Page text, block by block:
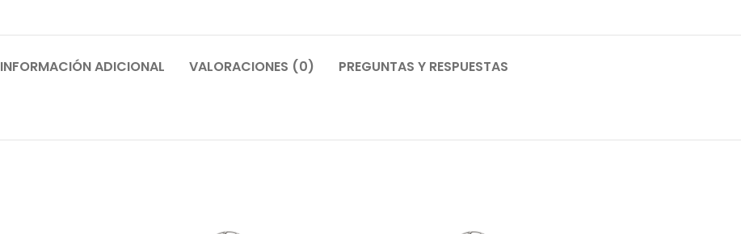
INFORMACIÓN ADICIONAL VALORACIONES (0) PREGUNTAS Y RESPUESTAS